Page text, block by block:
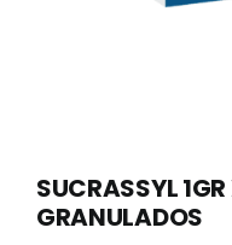
SUCRASSYL
GRANULADOS